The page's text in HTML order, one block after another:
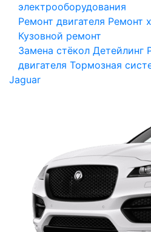
электрооборудования
Ремонт двигателя Ремонт
Кузовной ремонт
Замена стёкол Детейлинг
двигателя Тормозная
Jaguar